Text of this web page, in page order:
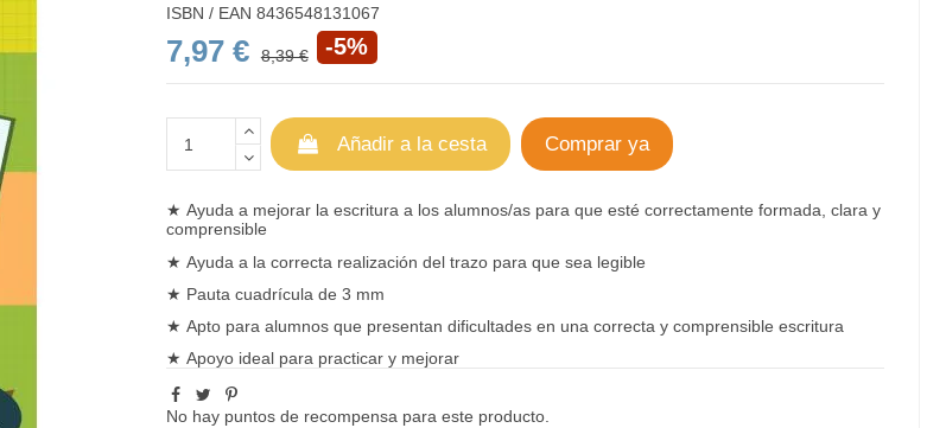
ISBN / EAN 8436548131067
7,97 € 8,39 € -5%
Añadir a la cesta Comprar ya
★ Ayuda a mejorar la escrituraa los alumnos/as para que esté correctamente formada, clara y
comprensible
★ Ayuda a la correcta realización del trazo para que sea legible
★ Pauta cuadrícula de 3 mm
★ Apto para alumnos que presentan dificultades en una correcta y comprensible escritura
★ Apoyo ideal para practicar y mejorar
No hay puntos de recompensa para este producto.